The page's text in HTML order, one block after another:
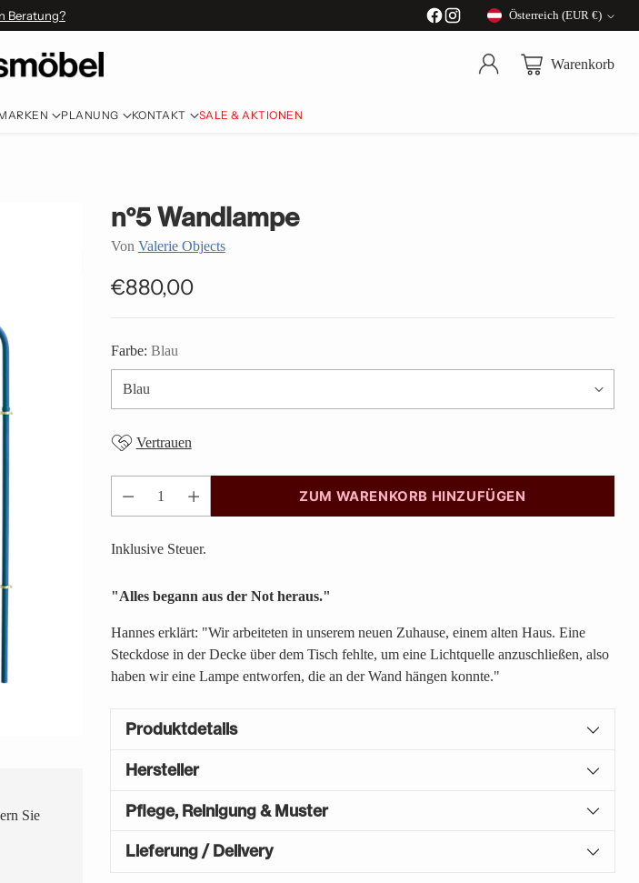
Beratung?
Währung
Österreich (EUR €)
Warenkorb
PLANUNG KONTAKT SALE & AKTIONEN
Sie
n°5 Wandlampe
Von Valerie Objects
Normaler
€880,00
Farbe: Blau
Vertrauen
Anzahl
ZUM WARENKORB HINZUFÜGEN
Inklusive Steuer.
"Alles begann aus der Not heraus."
Hannes erklärt: "Wir arbeiteten in unserem neuen Zuhause, einem alten Haus. Eine
Steckdose in der Decke über dem Tisch fehlte, um eine Lichtquelle anzuschließen, also
haben wir eine Lampe entworfen, die an der Wand hängen konnte."
Produktdetails
Hersteller
Pflege, Reinigung & Muster
Lieferung / Delivery